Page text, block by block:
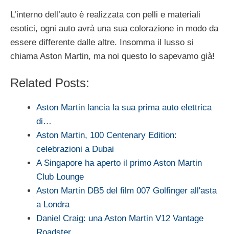
L’interno dell’auto è realizzata con pelli e materiali
esotici, ogni auto avrà una sua colorazione in modo da
essere differente dalle altre. Insomma il lusso si
chiama Aston Martin, ma noi questo lo sapevamo già!
Related Posts:
Aston Martin lancia la sua prima auto elettrica
di…
Aston Martin, 100 Centenary Edition:
celebrazioni a Dubai
A Singapore ha aperto il primo Aston Martin
Club Lounge
Aston Martin DB5 del film 007 Golfinger all'asta
a Londra
Daniel Craig: una Aston Martin V12 Vantage